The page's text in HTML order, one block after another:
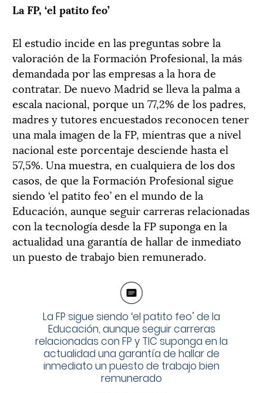
La FP, ‘el patito feo’
El estudio incide en las preguntas sobre la
valoración de la Formación Profesional, la más
demandada por las empresas a la hora de
contratar. De nuevo Madrid se lleva la palma a
escala nacional, porque un 77,2% de los padres,
madres y tutores encuestados reconocen tener
una mala imagen de la FP, mientras que a nivel
nacional este porcentaje desciende hasta el
57,5%. Una muestra, en cualquiera de los dos
casos, de que la Formación Profesional sigue
siendo ‘el patito feo’ en el mundo de la
Educación, aunque seguir carreras relacionadas
con la tecnología desde la FP suponga en la
actualidad una garantía de hallar de inmediato
un puesto de trabajo bien remunerado.
La FP sigue siendo ‘el patito feo’ de la
Educación, aunque seguir carreras
relacionadas con FP y TIC suponga en la
actualidad una garantía de hallar de
inmediato un puesto de trabajo bien
remunerado